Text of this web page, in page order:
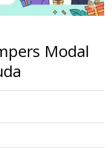
Modal